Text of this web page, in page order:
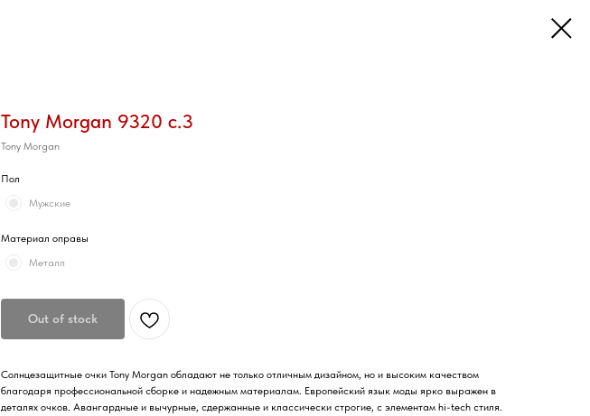
Tony Morgan 9320 c.3
Tony Morgan
Пол
Мужские
Материал оправы
Металл
Out of stock
Солнцезащитные очки Tony Morgan обладают не только отличным дизайном, но и высоким качеством
благодаря профессиональной сборке и надежным материалам. Европейский язык моды ярко выражен в
деталях очков. Авангардные и вычурные, сдержанные и классически строгие, с элементам hi-tech стиля.